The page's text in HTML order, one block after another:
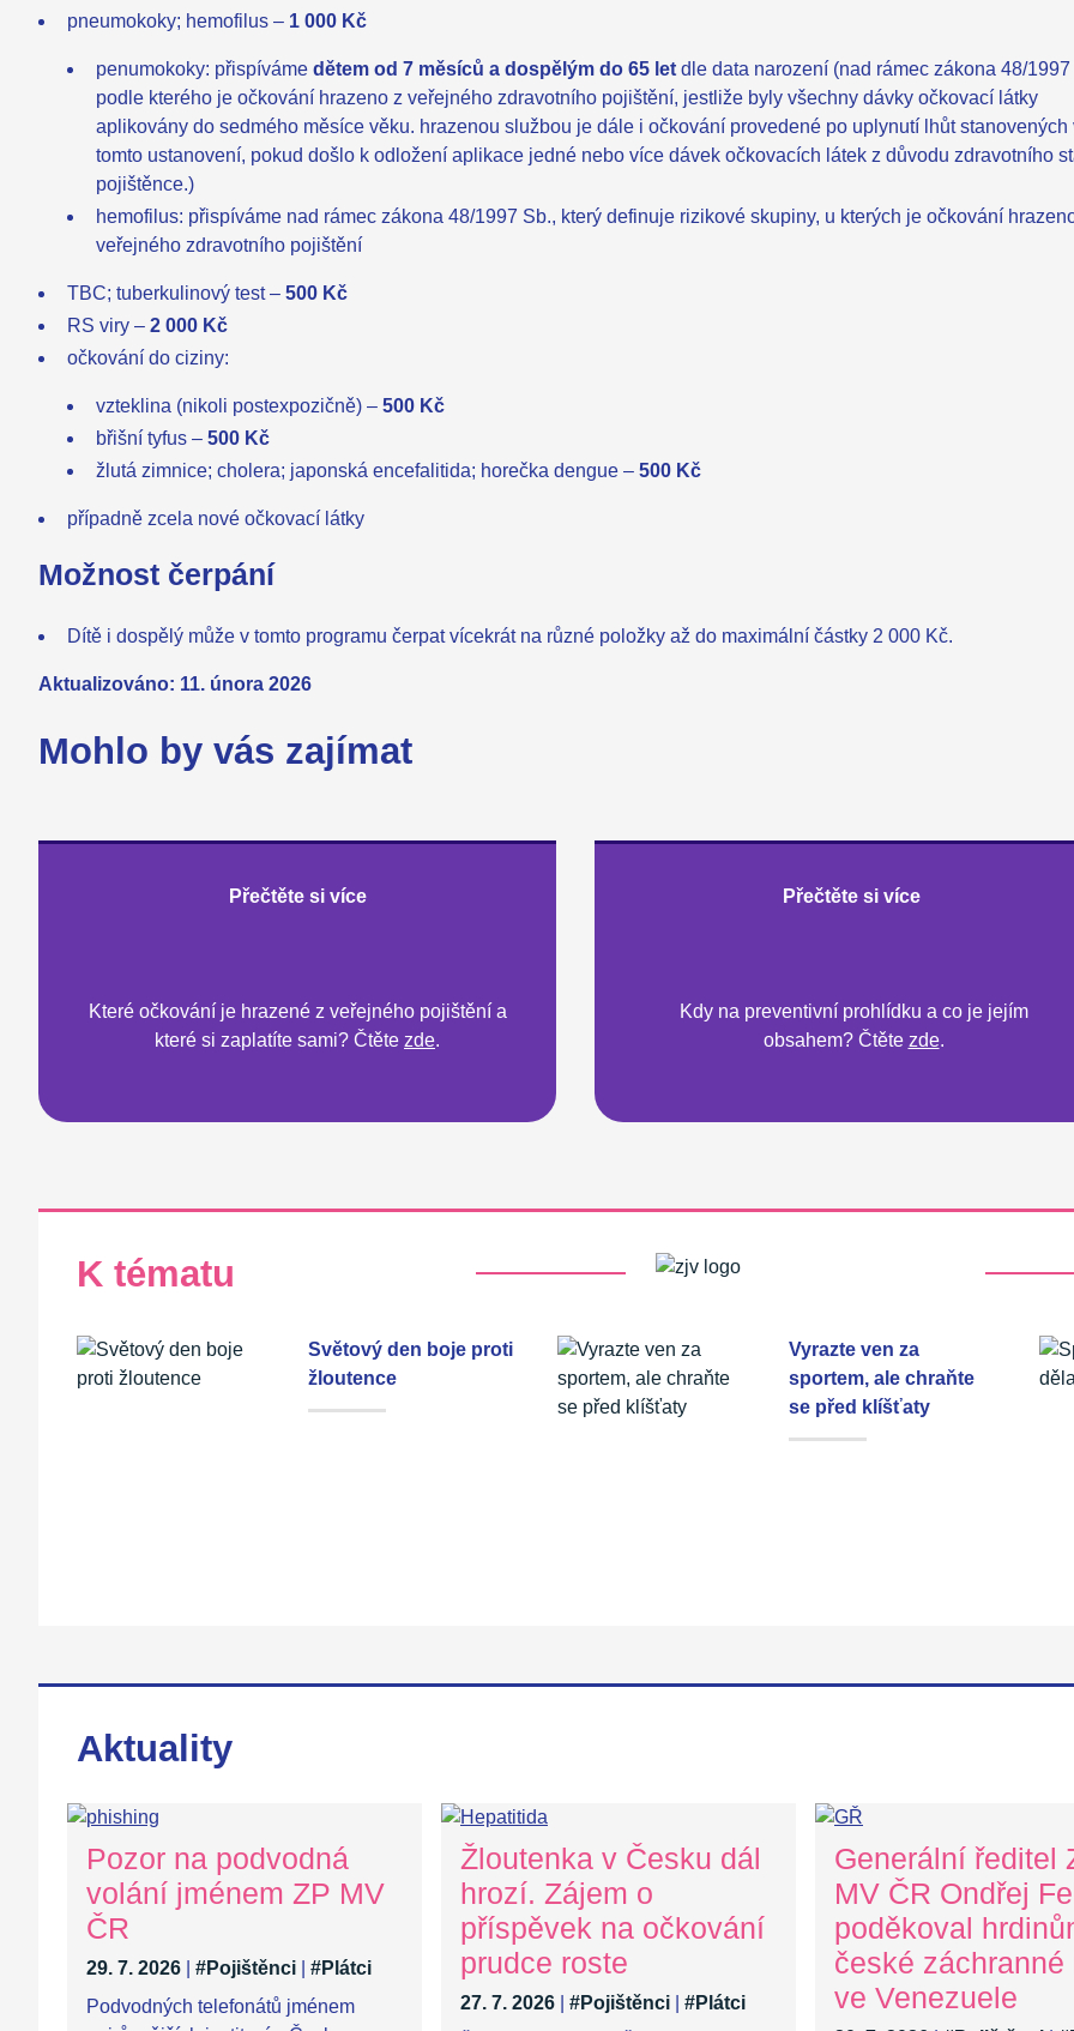
pneumokoky; hemofilus – 1 000 Kč
penumokoky: přispíváme dětem od 7 měsíců a dospělým do 65 let dle data narození (nad rámec zákona 48/1997
podle kterého je očkování hrazeno z veřejného zdravotního pojištění, jestliže byly všechny dávky očkovací látky
aplikovány do sedmého měsíce věku. hrazenou službou je dále i očkování provedené po uplynutí lhůt stanovených
tomto ustanovení, pokud došlo k odložení aplikace jedné nebo více dávek očkovacích látek z důvodu zdravotního
pojištěnce.)
hemofilus: přispíváme nad rámec zákona 48/1997 Sb., který definuje rizikové skupiny, u kterých je očkování
veřejného zdravotního pojištění
TBC; tuberkulinový test – 500 Kč
RS viry – 2 000 Kč
očkování do ciziny:
vzteklina (nikoli postexpozičně) – 500 Kč
břišní tyfus – 500 Kč
žlutá zimnice; cholera; japonská encefalitida; horečka dengue – 500 Kč
případně zcela nové očkovací látky
Možnost čerpání
Dítě i dospělý může v tomto programu čerpat vícekrát na různé položky až do maximální částky 2 000 Kč.
Aktualizováno: 11. února 2026
Mohlo by vás zajímat
Přečtěte si více
Které očkování je hrazené z veřejného pojištění a
které si zaplatíte sami? Čtěte zde.
Přečtěte si více
Kdy na preventivní prohlídku a co je jejím
obsahem? Čtěte zde.
K tématu
Světový den boje proti
žloutence
Vyrazte ven za
sportem, ale chraňte
se před klíšťaty
Aktuality
Pozor na podvodná
volání jménem ZP MV
ČR
29. 7. 2026 #Pojištěnci
#Plátci
Podvodných telefonátů jménem
Žloutenka v Česku dál
hrozí. Zájem o
příspěvek na očkování
prudce roste
27. 7. 2026 #Pojištěnci #Plátci
Generální ředitel
MV ČR Ondřej
poděkoval
české záchranné
ve Venezuele